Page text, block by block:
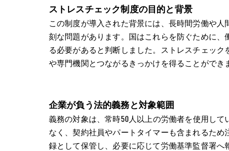
ストレスチェック制度の目的と背景
この制度が導入された背景には、長時間労働や
刻な問題があります。国はこれらを防ぐために
る必要があると判断しました。ストレスチェッ
や専門機関とつながるきっかけを得ることができ
企業が負う法的義務と対象範囲
義務の対象は、常時50人以上の労働者を使用し
なく、契約社員やパートタイマーも含まれるた
録として保管し、必要に応じて労働基準監督署